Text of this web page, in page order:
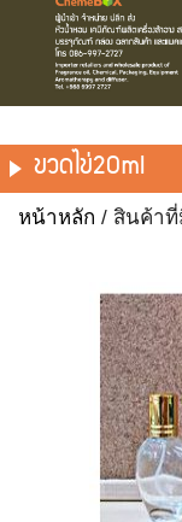
ขวดไข่20ml
หน้าหลัก / สินค้าที่